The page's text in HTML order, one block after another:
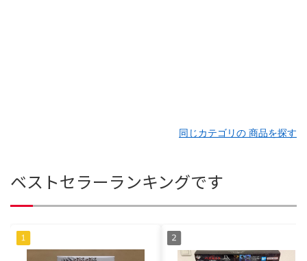
同じカテゴリの 商品を探す
ベストセラーランキングです